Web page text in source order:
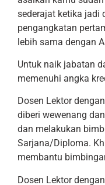
sederajat ketika jadi
pengangkatan
lebih sama dengan
Untuk naik jabatan
memenuhi angka
Dosen Lektor
diberi wewenang
dan melakukan
Sarjana/Diploma.
membantu
Dosen Lektor